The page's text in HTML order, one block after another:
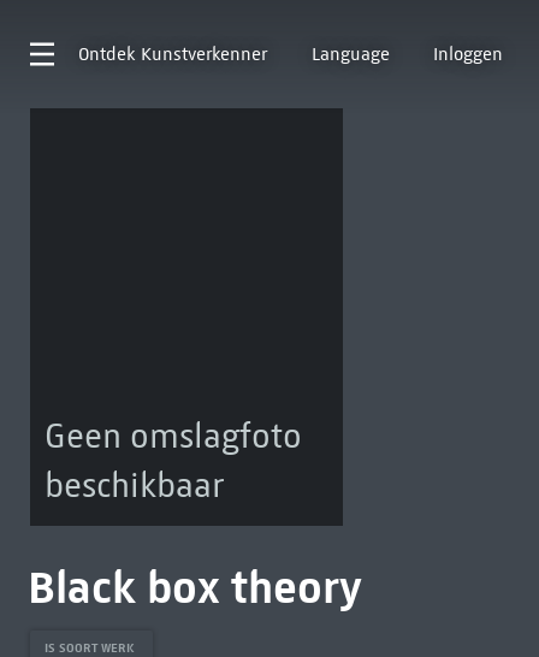
Ontdek Kunstverkenner Language Inloggen
Geen omslagfoto
beschikbaar
Black box theory
IS SOORT WERK